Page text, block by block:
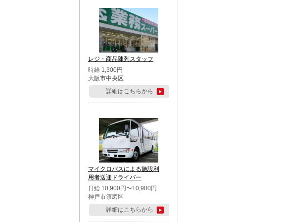
レジ・商品陳列スタッフ
時給 1,300円
大阪市中央区
詳細はこちらから
マイクロバスによる施設利
用者送迎ドライバー
日給 10,900円〜10,900円
神戸市須磨区
詳細はこちらから